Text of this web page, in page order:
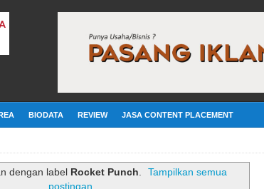
BIODATA REVIEW JASA CONTENT PLACEMENT
dengan label Rocket Punch.
Tampilkan semua
postingan